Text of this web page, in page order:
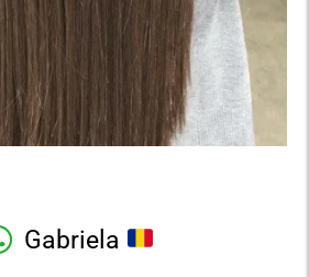
Gabriela